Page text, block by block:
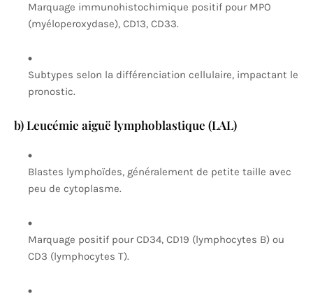
Marquage immunohistochimique positif pour MPO
(myéloperoxydase), CD13, CD33.
Subtypes selon la différenciation cellulaire, impactant le
pronostic.
b) Leucémie aiguë lymphoblastique (LAL)
Blastes lymphoïdes, généralement de petite taille avec
peu de cytoplasme.
Marquage positif pour CD34, CD19 (lymphocytes B) ou
CD3 (lymphocytes T).